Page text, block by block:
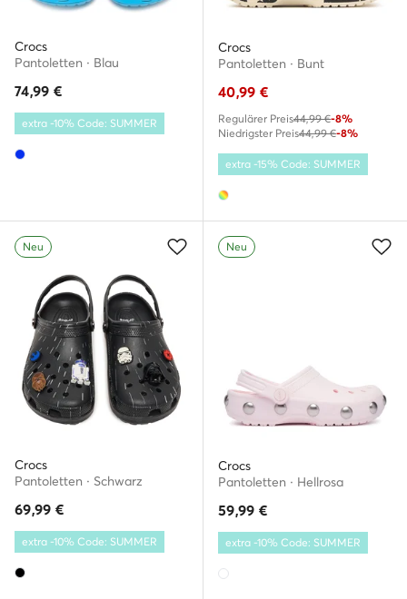
Crocs
Pantoletten · Blau
74,99 €
extra -10% Code: SUMMER
Crocs
Pantoletten · Bunt
40,99 €
Regulärer Preis44,99 €-8%
Niedrigster Preis44,99 €-8%
extra -15% Code: SUMMER
Neu
Crocs
Pantoletten · Schwarz
69,99 €
extra -10% Code: SUMMER
Neu
Crocs
Pantoletten · Hellrosa
59,99 €
extra -10% Code: SUMMER